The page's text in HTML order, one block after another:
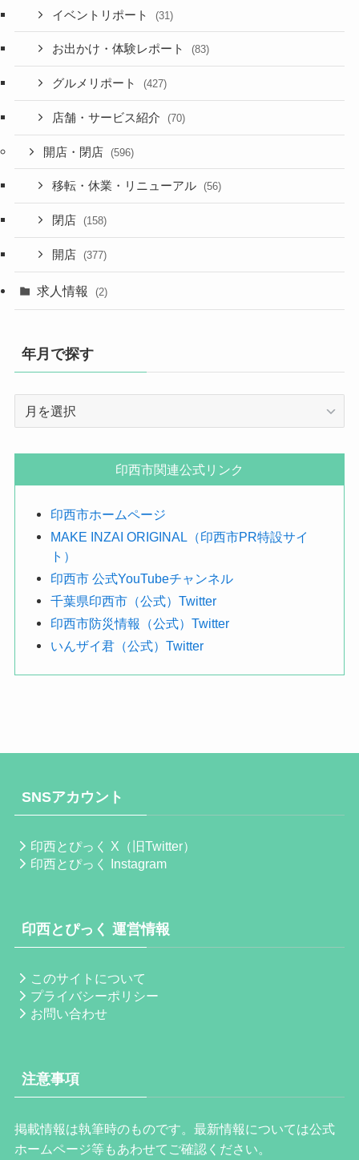
イベントリポート (31)
お出かけ・体験レポート (83)
グルメリポート (427)
店舗・サービス紹介 (70)
開店・閉店 (596)
移転・休業・リニューアル (56)
閉店 (158)
開店 (377)
求人情報 (2)
年月で探す
す
印西市関連公式リンク
印西市ホームページ
MAKE INZAI ORIGINAL（印西市PR特設サイ
ト）
印西市 公式YouTubeチャンネル
千葉県印西市（公式）Twitter
印西市防災情報（公式）Twitter
いんザイ君（公式）Twitter
SNSアカウント
印西とぴっく X（旧Twitter）
印西とぴっく Instagram
印西とぴっく 運営情報
このサイトについて
プライバシーポリシー
お問い合わせ
注意事項
掲載情報は執筆時のものです。最新情報については公式
ホームページ等もあわせてご確認ください。